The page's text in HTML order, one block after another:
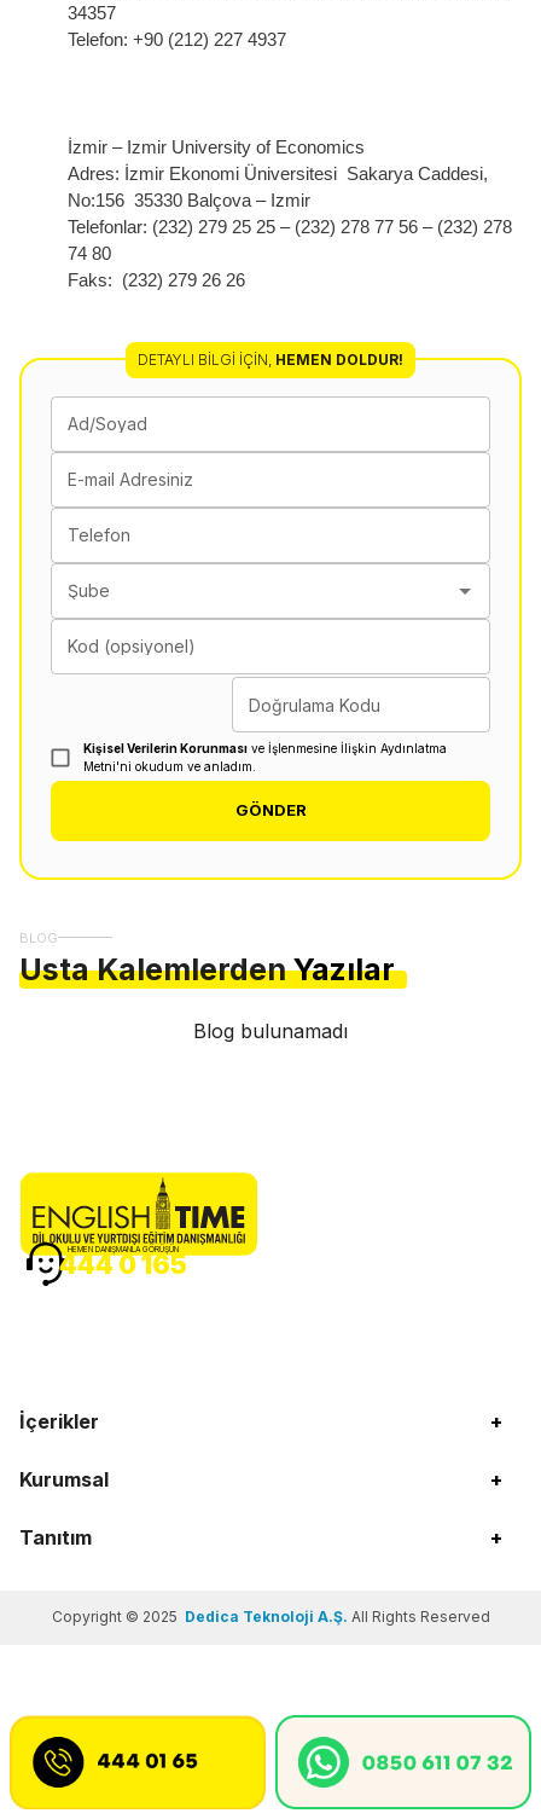
34357
Telefon: +90 (212) 227 4937
İzmir – Izmir University of Economics
Adres: İzmir Ekonomi Üniversitesi Sakarya Caddesi,
No:156 35330 Balçova – Izmir
Telefonlar: (232) 279 25 25 – (232) 278 77 56 – (232) 278
74 80
Faks: (232) 279 26 26
DETAYLI BILGI İÇIN HEMEN DOLDUR!
Ad/Soyad
E-mail Adresiniz
Telefon
Şube
Kod (opsiyonel)
Doğrulama Kodu
Kişisel Verilerin Korunması ve İşlenmesine İlişkin Aydınlatma
Metni'ni okudum ve anladım.
GÖNDER
BLOG
Usta Kalemlerden Yazılar
Blog bulunamadı
İçerikler +
Kurumsal +
Tanıtım +
HEMEN DANIŞMANLA GÖRÜŞÜN
444 0 165
Copyright © 2025 Dedica Teknoloji A.Ş. All Rights Reserved